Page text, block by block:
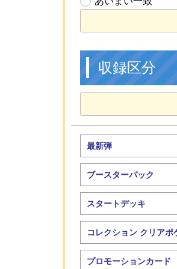
収録区分
最新弾
ブースターパック
スタートデッキ
コレクション クリアポ
プロモーションカード